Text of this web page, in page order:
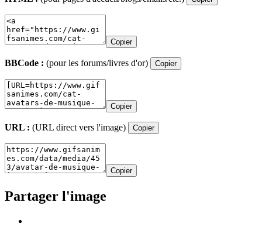
Copier
BBCode : (pour les forums/livres d'or) Copier
Copier
URL : (URL direct vers l'image) Copier
Copier
Partager l'image